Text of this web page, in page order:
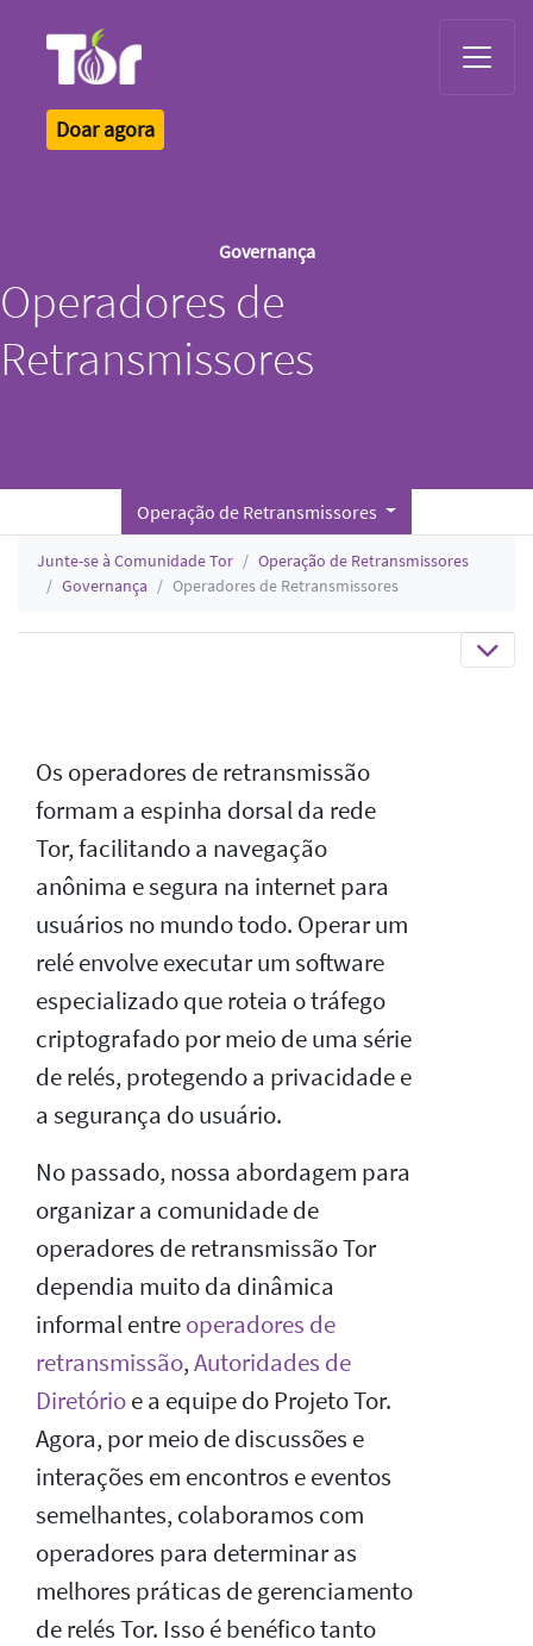
Doar agora
Governança
Operadores de
Retransmissores
Operação de Retransmissores
Junte-se à Comunidade Tor
Operação de Retransmissores
Governança
Operadores de Retransmissores
Os operadores de retransmissão
formam a espinha dorsal da rede
Tor, facilitando a navegação
anônima e segura na internet para
usuários no mundo todo. Operar um
relé envolve executar um software
especializado que roteia o tráfego
criptografado por meio de uma série
de relés, protegendo a privacidade e
a segurança do usuário.
No passado, nossa abordagem para
organizar a comunidade de
operadores de retransmissão Tor
dependia muito da dinâmica
informal entreoperadores de
retransmissão,Autoridades de
Diretórioe a equipe do Projeto Tor.
Agora, por meio de discussões e
interações em encontros e eventos
semelhantes, colaboramos com
operadores para determinar as
melhores práticas de gerenciamento
de relés Tor. Isso é benéfico tanto